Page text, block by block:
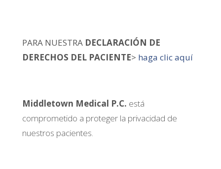
PARA NUESTRA DECLARACIÓN DE
DERECHOS DEL PACIENTE> haga clic aquí
Middletown Medical P.C. está
comprometido a proteger la privacidad de
nuestros pacientes.